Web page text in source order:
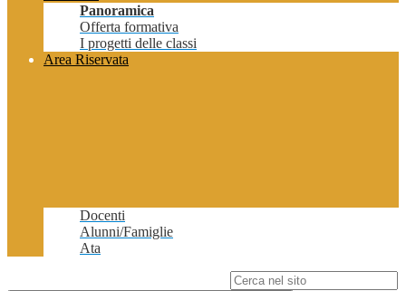
Panoramica
Offerta formativa
I progetti delle classi
Area Riservata
Docenti
Alunni/Famiglie
Ata